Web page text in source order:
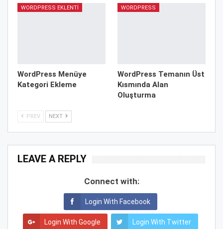
WORDPRESS EKLENTI
WordPress Menüye
Kategori Ekleme
WORDPRESS
WordPress Temanın Üst
Kısmında Alan
Oluşturma
PREV NEXT
LEAVE A REPLY
Connect with:
Login With Facebook
Login With Google Login With Twitter